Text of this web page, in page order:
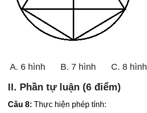
A. 6 hình B. 7 hình C. 8 hình
II. Phần tự luận (6 điểm)
Câu 8: Thực hiện phép tính: